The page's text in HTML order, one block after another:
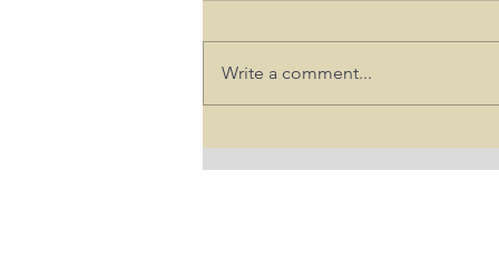
트럼프 행정부, 불법체류자 고용업
주 처벌 강화
Write a comment...